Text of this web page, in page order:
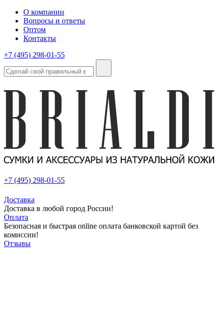
О компании
Вопросы и ответы
Оптом
Контакты
+7 (495) 298-01-55
+7 (495) 298-01-55
Доставка
Доставка в любой город России!
Оплата
Безопасная и быстрая online оплата банковской картой без
комиссии!
Отзывы